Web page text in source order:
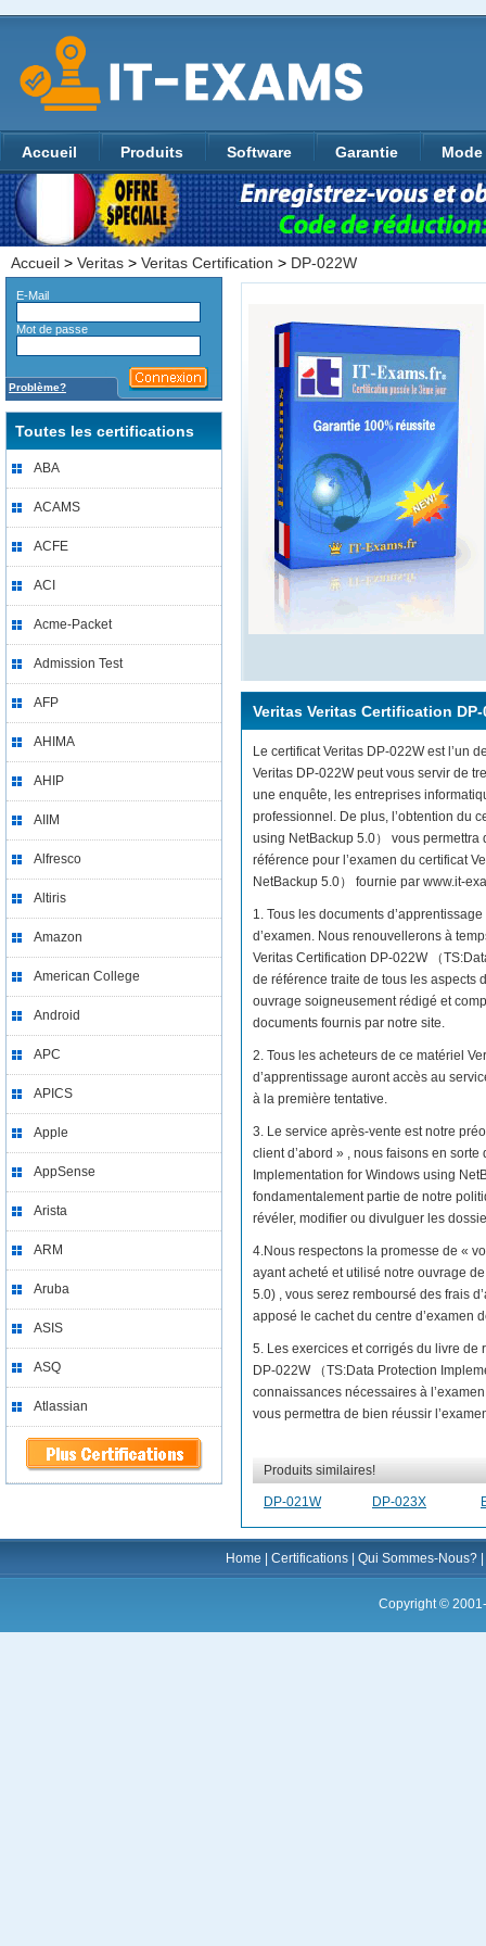
Accueil Produits Software Garantie
Accueil > Veritas > Veritas Certification > DP-022W
E-Mail
Mot de passe
Problème?
Toutes les certifications
ABA
ACAMS
ACFE
ACI
Acme-Packet
Admission Test
AFP
AHIMA
AHIP
AIIM
Alfresco
Altiris
Amazon
American College
Android
APC
APICS
Apple
AppSense
Arista
ARM
Aruba
ASIS
ASQ
Atlassian
Veritas Veritas Certification DP-
Le certificat Veritas DP-022W est l’un
Veritas DP-022W peut vous servir de
une enquête, les entreprises
professionnel. De plus, l’obtention du
using NetBackup 5.0） vous permettra
référence pour l’examen du certificat
NetBackup 5.0） fournie par www.it-
1. Tous les documents
d’examen. Nous renouvellerons à
Veritas Certification DP-022W （
de référence traite de tous les aspects
ouvrage soigneusement rédigé et
documents fournis par notre site.
2. Tous les acheteurs de ce matériel
d’apprentissage auront accès au
à la première tentative.
3. Le service après-vente est notre
client d’abord » , nous faisons en
Implementation for Windows using
fondamentalement partie de notre
révéler, modifier ou divulguer les
4.Nous respectons la promesse de «
ayant acheté et utilisé notre ouvrage
5.0) , vous serez remboursé des frais
apposé le cachet du centre d’examen
5. Les exercices et corrigés du livre de
DP-022W （TS:Data Protection
connaissances nécessaires à
vous permettra de bien réussir
Produits similaires!
DP-021W DP-023X
Home Certifications Qui Sommes-Nous?
Copyright ©